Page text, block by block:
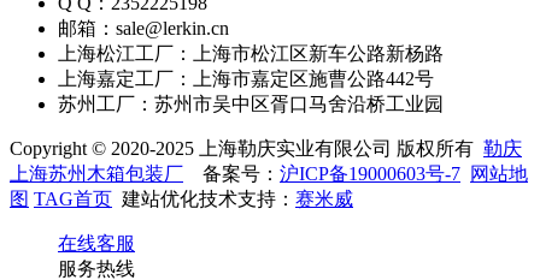
邮箱：sale@lerkin.cn
上海松江工厂：上海市松江区新车公路新杨路
上海嘉定工厂：上海市嘉定区施曹公路442号
苏州工厂：苏州市吴中区胥口马舍沿桥工业园
Copyright © 2020-2025 上海勒庆实业有限公司 版权所有 勒庆
上海苏州木箱包装厂 备案号： 沪ICP备19000603号-7 网站地
图 TAG首页 建站优化技术支持： 赛米威
在线客服
服务热线